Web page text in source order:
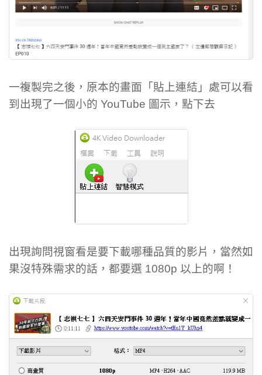
一複製完之後，原本的畫面「貼上連結」處可以看
到出現了一個小的 YouTube 圖示，點下去
出現詢問視窗看是要下載哪種品質的影片，當然如
果沒特殊需求的話，都要選 1080p 以上的啊！